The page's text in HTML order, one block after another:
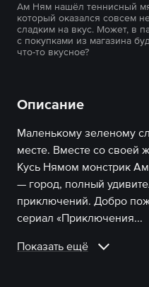
Ам Ням нашёл теннисный
который оказался совсем
сладким на вкус. Может, в
с покупками из магазина
что-то вкусное?
Описание
Маленькому зеленому
месте. Вместе со
Кусь Нямом монстрик
— город, полный
приключений. Добро
сериал «Приключения...
Показать ещё